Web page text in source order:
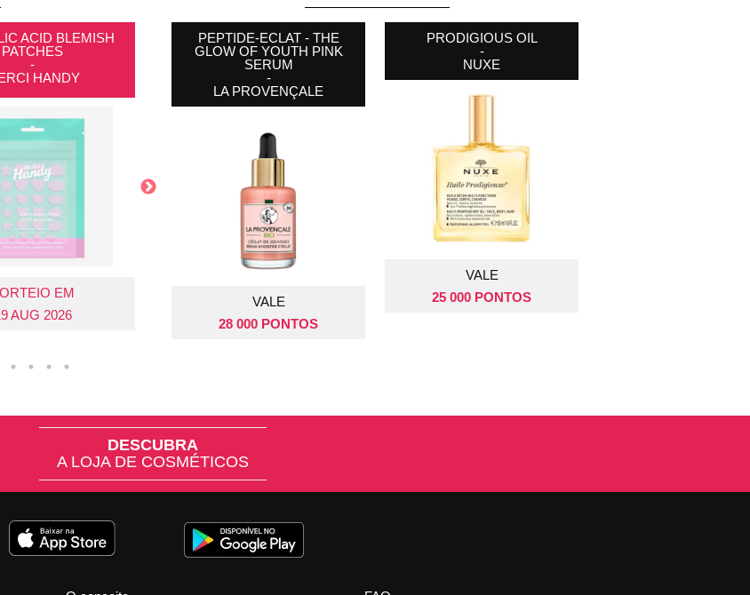
ACID BLEMISH
PATCHES
-
HANDY
EM
AUG 2026
PACK OF 160 MINI BLACK
ELASTIC BANDS
NEW AND BOSS
COTTON MAKEUP
REMOVER PADS
BYPHASSE
SORTEIO EM
PEPTIDE-ECLAT - THE
GLOW OF YOUTH PINK
SERUM
-
LA PROVENÇALE
VALE
28 000 PONTOS
PRODIGIOUS OIL
-
NUXE
VALE
25 000 PONTOS
DESCUBRA
A LOJA DE COSMÉTICOS